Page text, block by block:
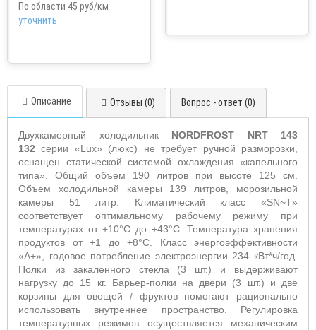
По области 45 руб/км
уточнить
Описание Отзывы (0) Вопрос - ответ (0)
Двухкамерный холодильник NORDFROST NRT 143
132 серии «Lux» (люкс) не требует ручной разморозки,
оснащен статической системой охлаждения «капельного
типа». Общий объем 190 литров при высоте 125 см.
Объем холодильной камеры 139 литров, морозильной
камеры 51 литр. Климатический класс «SN~T»
соответствует оптимальному рабочему режиму при
температурах от +10°С до +43°С. Температура хранения
продуктов от +1 до +8°С. Класс энергоэффективности
«А+», годовое потребление электроэнергии 234 кВт*ч/год.
Полки из закаленного стекла (3 шт.) и выдерживают
нагрузку до 15 кг. Барьер-полки на двери (3 шт.) и две
корзины для овощей / фруктов помогают рационально
использовать внутреннее пространство. Регулировка
температурных режимов осуществляется механическим